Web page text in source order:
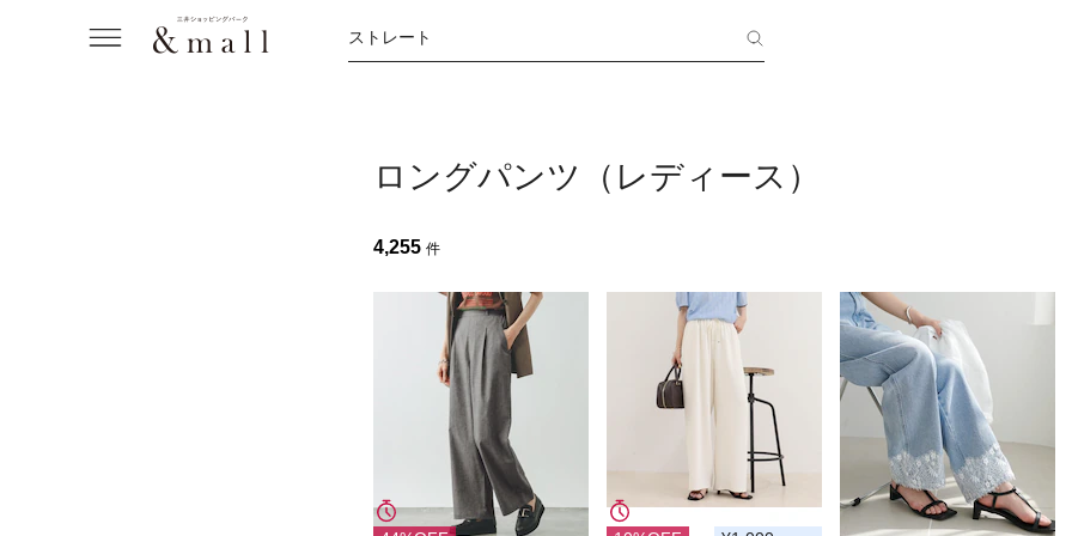
ストレート
ロングパンツ（レディース）
4,255 件